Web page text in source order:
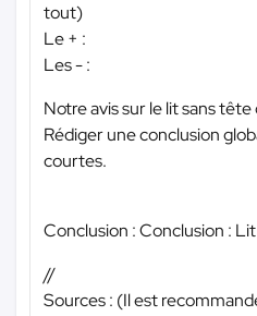
tout)
Le + :
Les - :
Notre avis sur le lit sans tête
Rédiger une conclusion
courtes.
Conclusion : Conclusion :
//
Sources : (Il est